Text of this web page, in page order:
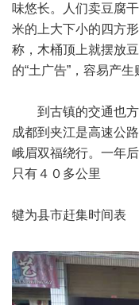
味悠长。人们卖豆腐
米的上大下小的四方
称，木桶顶上就摆放
的“土广告”，容易产生
到古镇的交通也方
成都到夹江是高速公
峨眉双福绕行。一年
只有４０多公里
犍为县市赶集时间表